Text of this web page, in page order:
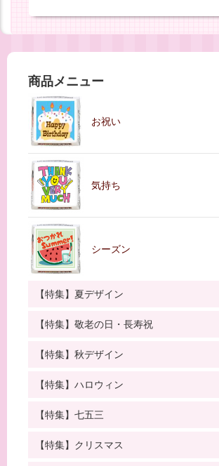
商品メニュー
お祝い
気持ち
シーズン
【特集】夏デザイン
【特集】敬老の日・長寿祝
【特集】秋デザイン
【特集】ハロウィン
【特集】七五三
【特集】クリスマス